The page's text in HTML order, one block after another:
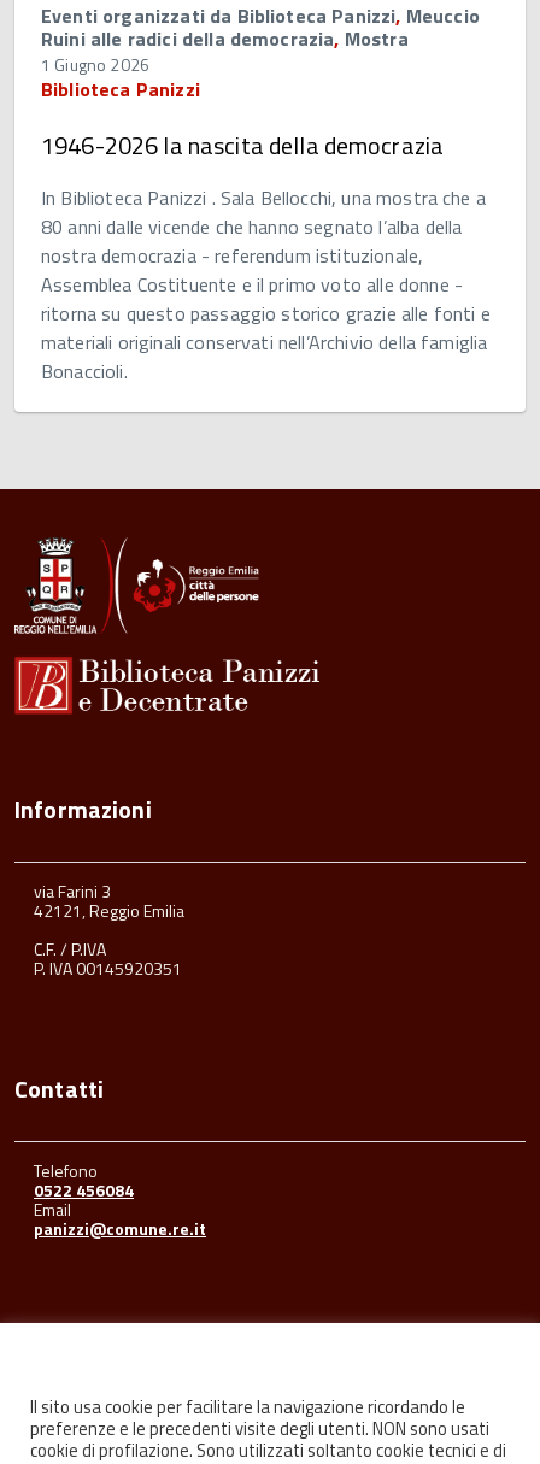
Eventi organizzati da Biblioteca Panizzi, Meuccio
Ruini alle radici della democrazia, Mostra
1 Giugno 2026
Biblioteca Panizzi
1946-2026 la nascita della democrazia
In Biblioteca Panizzi . Sala Bellocchi, una mostra che a
80 anni dalle vicende che hanno segnato l’alba della
nostra democrazia - referendum istituzionale,
Assemblea Costituente e il primo voto alle donne -
ritorna su questo passaggio storico grazie alle fonti e
materiali originali conservati nell’Archivio della famiglia
Bonaccioli.
Informazioni
via Farini 3
42121, Reggio Emilia
C.F. / P.IVA
P. IVA 00145920351
Contatti
Telefono
0522 456084
Email
panizzi@comune.re.it
FacebookYoutubeInstagram
Il sito usa cookie per facilitare la navigazione ricordando le
preferenze e le precedenti visite degli utenti. NON sono usati
cookie di profilazione. Sono utilizzati soltanto cookie tecnici e di